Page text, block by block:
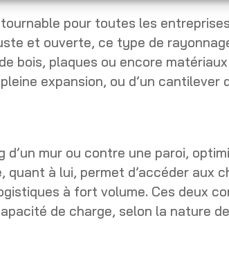
CHF 5'186.00
pour toutes les
et ouverte, ce type de
bois, plaques ou encore
expansion, ou d’un cantilever
mur ou contre une paroi,
quant à lui, permet d’accéder aux
à fort volume. Ces deux
de charge, selon la nature